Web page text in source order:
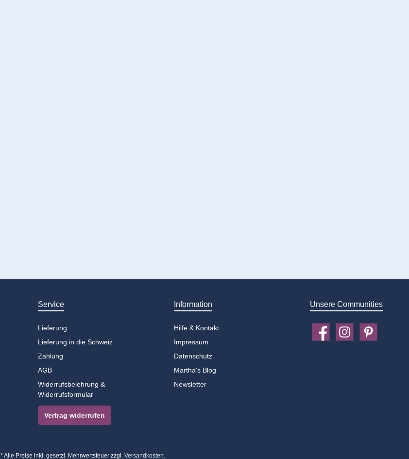
Service
Lieferung
Lieferung in die Schweiz
Zahlung
AGB
Widerrufsbelehrung &
Widerrufsformular
Vertrag widerrufen
Information
Hilfe & Kontakt
Impressum
Datenschutz
Martha's Blog
Newsletter
Unsere Communities
FacebookInstagramPinterest
* Alle Preise inkl. gesetzl. Mehrwertsteuer zzgl. Versandkosten.